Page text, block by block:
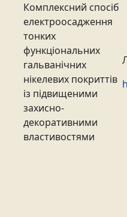
Комплексний спосіб
електроосадження
тонких
функціональних
гальванічних
нікелевих покриттів
із підвищеними
захисно-
декоративними
властивостями